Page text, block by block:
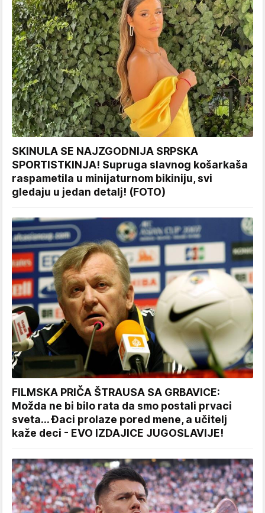
SKINULA SE NAJZGODNIJA SRPSKA
SPORTISTKINJA! Supruga slavnog košarkaša
raspametila u minijaturnom bikiniju, svi
gledaju u jedan detalj! (FOTO)
FILMSKA PRIČA ŠTRAUSA SA GRBAVICE:
Možda ne bi bilo rata da smo postali prvaci
sveta... Đaci prolaze pored mene, a učitelj
kaže deci - EVO IZDAJICE JUGOSLAVIJE!